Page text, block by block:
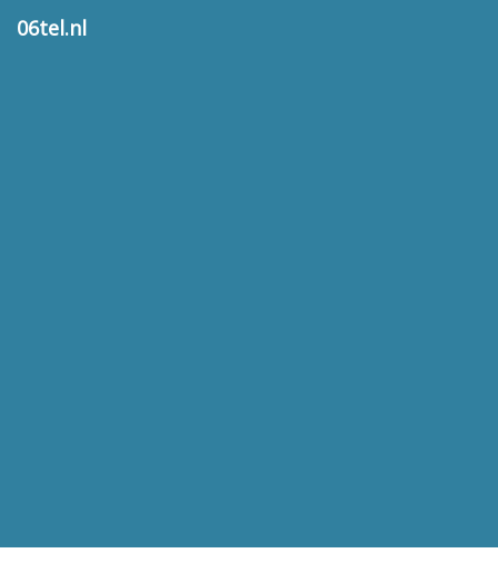
06tel.nl